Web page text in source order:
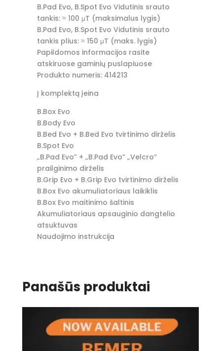
B.Pad Evo, B.Spot Evo Vidutinis srauto
tankis: ≈ 100 μT (maksimalus lygis)
B.Pad Evo, B.Spot Evo Vidutinis srauto
tankis plius: ≈ 150 μT (maks. lygis)
Papildomos informacijos rasite
atskiruose gaminių puslapiuose
Produkto numeris: 414213
Į komplektą įeina
B.Box Evo
B.Body Evo
B.Bed Evo + B.Bed Evo tvirtinimo dirželis
B.Spot Evo
„B.Pad Evo” + „B.Pad Evo” „Velcro”
prailginimo dirželis
B.Grip Evo + B.Grip Evo tvirtinimo dirželis
B.Box Evo akumuliatoriaus laikiklis
B.Box Evo maitinimo šaltinis
Akumuliatoriaus apsauginio dangtelio
atsuktuvas
Naudojimo instrukcija
Panašūs produktai